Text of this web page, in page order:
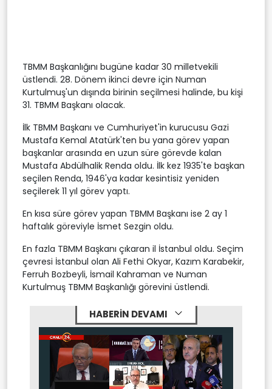
TBMM Başkanlığını bugüne kadar 30 milletvekili
üstlendi. 28. Dönem ikinci devre için Numan
Kurtulmuş'un dışında birinin seçilmesi halinde, bu kişi
31. TBMM Başkanı olacak.
İlk TBMM Başkanı ve Cumhuriyet'in kurucusu Gazi
Mustafa Kemal Atatürk'ten bu yana görev yapan
başkanlar arasında en uzun süre görevde kalan
Mustafa Abdülhalik Renda oldu. İlk kez 1935'te başkan
seçilen Renda, 1946'ya kadar kesintisiz yeniden
seçilerek 11 yıl görev yaptı.
En kısa süre görev yapan TBMM Başkanı ise 2 ay 1
haftalık göreviyle İsmet Sezgin oldu.
En fazla TBMM Başkanı çıkaran il İstanbul oldu. Seçim
çevresi İstanbul olan Ali Fethi Okyar, Kazım Karabekir,
Ferruh Bozbeyli, İsmail Kahraman ve Numan
Kurtulmuş TBMM Başkanlığı görevini üstlendi.
HABERİN DEVAMI